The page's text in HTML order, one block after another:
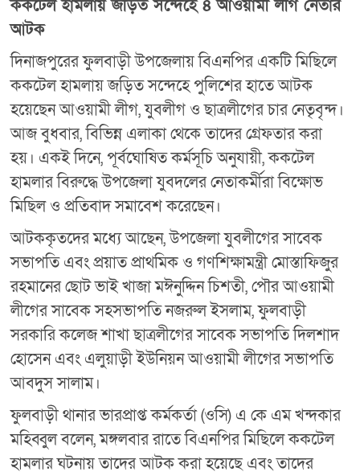
ককটেল হামলায় জড়িত সন্দেহে ৪ আওয়ামী লীগ নেতার
আটক
দিনাজপুরের ফুলবাড়ী উপজেলায় বিএনপির একটি মিছিলে
ককটেল হামলায় জড়িত সন্দেহে পুলিশের হাতে আটক
হয়েছেন আওয়ামী লীগ, যুবলীগ ও ছাত্রলীগের চার নেতৃবৃন্দ।
আজ বুধবার, বিভিন্ন এলাকা থেকে তাদের গ্রেফতার করা
হয়। একই দিনে, পূর্বঘোষিত কর্মসূচি অনুযায়ী, ককটেল
হামলার বিরুদ্ধে উপজেলা যুবদলের নেতাকর্মীরা বিক্ষোভ
মিছিল ও প্রতিবাদ সমাবেশ করেছেন।
আটককৃতদের মধ্যে আছেন, উপজেলা যুবলীগের সাবেক
সভাপতি এবং প্রয়াত প্রাথমিক ও গণশিক্ষামন্ত্রী মোস্তাফিজুর
রহমানের ছোট ভাই খাজা মঈনুদ্দিন চিশতী, পৌর আওয়ামী
লীগের সাবেক সহসভাপতি নজরুল ইসলাম, ফুলবাড়ী
সরকারি কলেজ শাখা ছাত্রলীগের সাবেক সভাপতি দিলশাদ
হোসেন এবং এলুয়াড়ী ইউনিয়ন আওয়ামী লীগের সভাপতি
আবদুস সালাম।
ফুলবাড়ী থানার ভারপ্রাপ্ত কর্মকর্তা (ওসি) এ কে এম খন্দকার
মহিব্বুল বলেন, মঙ্গলবার রাতে বিএনপির মিছিলে ককটেল
হামলার ঘটনায় তাদের আটক করা হয়েছে এবং তাদের